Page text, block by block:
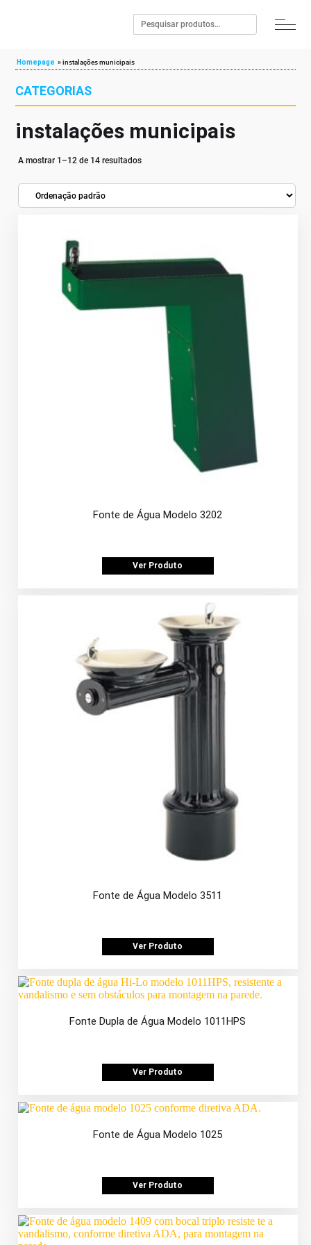
Homepage »instalações municipais
CATEGORIAS
instalações municipais
A mostrar 1–12 de 14 resultados
Fonte de Água Modelo 3202
Ver Produto
Fonte de Água Modelo 3511
Ver Produto
Fonte Dupla de Água Modelo 1011HPS
Ver Produto
Fonte de Água Modelo 1025
Ver Produto